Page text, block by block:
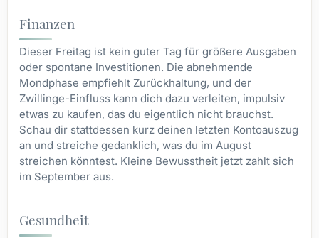
Finanzen
Dieser Freitag ist kein guter Tag für größere Ausgaben
oder spontane Investitionen. Die abnehmende
Mondphase empfiehlt Zurückhaltung, und der
Zwillinge-Einfluss kann dich dazu verleiten, impulsiv
etwas zu kaufen, das du eigentlich nicht brauchst.
Schau dir stattdessen kurz deinen letzten Kontoauszug
an und streiche gedanklich, was du im August
streichen könntest. Kleine Bewusstheit jetzt zahlt sich
im September aus.
Gesundheit